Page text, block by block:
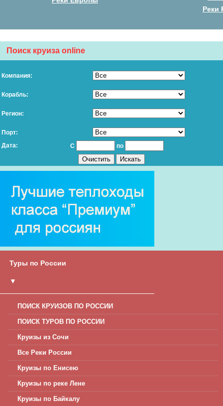
Реки
Поиск круиза online
Компания:
Корабль:
Регион:
Порт:
Дата:
С по
Туры по России
▼
ПОИСК КРУИЗОВ ПО РОССИИ
ПОИСК ТУРОВ ПО РОССИИ
Круизы из Сочи
Все Реки России
Круизы по Енисею
Круизы по реке Лене
Круизы по Байкалу